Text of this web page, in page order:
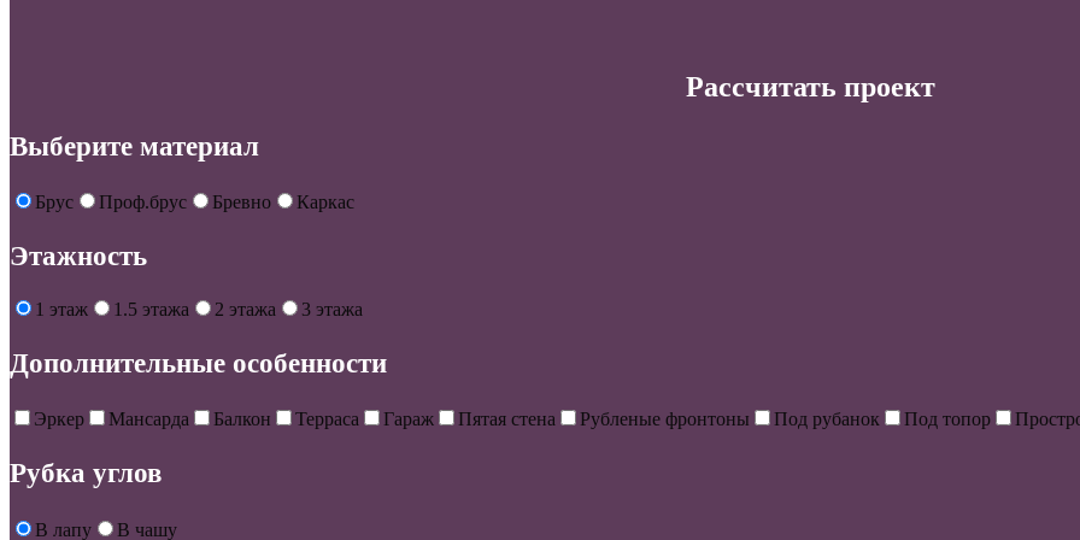
Рассчитать проект
Выберите материал
Брус Проф.брус Бревно Каркас
Этажность
1 этаж 1.5 этажа 2 этажа 3 этажа
Дополнительные особенности
Эркер Мансарда Балкон Терраса Гараж Пятая стена Рубленые фронтоны Под рубанок Под топор
Рубка углов
В лапу В чашу